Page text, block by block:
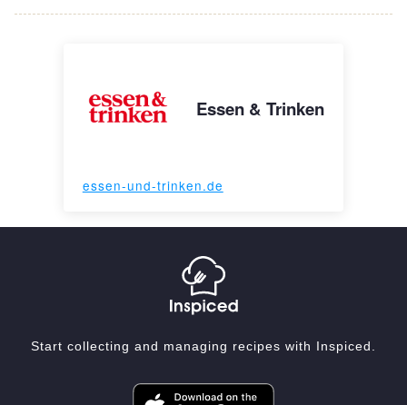
Essen & Trinken
essen-und-trinken.de
Start collecting and managing recipes with Inspiced.